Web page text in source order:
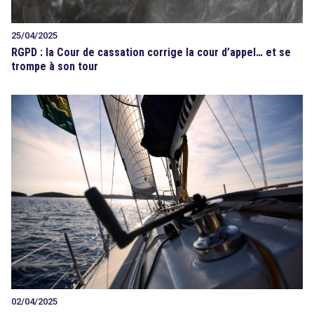
25/04/2025
RGPD : la Cour de cassation corrige la cour d’appel… et se
trompe à son tour
02/04/2025